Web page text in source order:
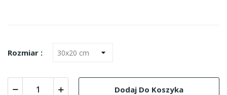
Rozmiar :
Dodaj Do Koszyka